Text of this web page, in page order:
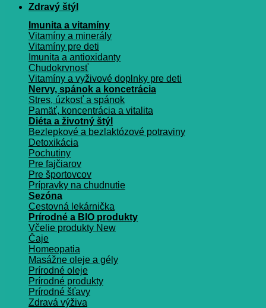
Zdravý štýl
Imunita a vitamíny
Vitamíny a minerály
Vitamíny pre deti
Imunita a antioxidanty
Chudokrvnosť
Vitamíny a vyživové doplnky pre deti
Nervy, spánok a koncetrácia
Stres, úzkosť a spánok
Pamäť, koncentrácia a vitalita
Diéta a životný štýl
Bezlepkové a bezlaktózové potraviny
Detoxikácia
Pochutiny
Pre fajčiarov
Pre športovcov
Prípravky na chudnutie
Sezóna
Cestovná lekárnička
Prírodné a BIO produkty
Včelie produkty
Čaje
Homeopatia
Masážne oleje a gély
Prírodné oleje
Prírodné produkty
Prírodné šťavy
Zdravá výživa